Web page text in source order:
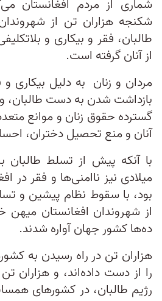
شماری از مردم افغانستان
شکنجه هزاران تن از
طالبان، فقر و بیکاری و
از آنان گرفته است.
مردان و زنان به دلیل بیکاری
بازداشت شدن به دست طالبان،
گسترده حقوق زنان و موانع
آنان و منع تحصیل دختران،
میلادی نیز ناامنی‌ها و فقر در
بود، با سقوط نظام پیشین و
از شهروندان افغانستان میهن
ده‌ها کشور جهان آواره شدند.
هزاران تن در راه رسیدن به
را از دست داده‌اند، و هزاران
رژیم طالبان، در کشورهای